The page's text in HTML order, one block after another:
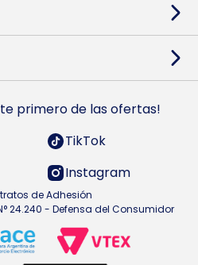
primero de las ofertas!
TikTok
Instagram
de Adhesión
24.240 - Defensa del Consumidor